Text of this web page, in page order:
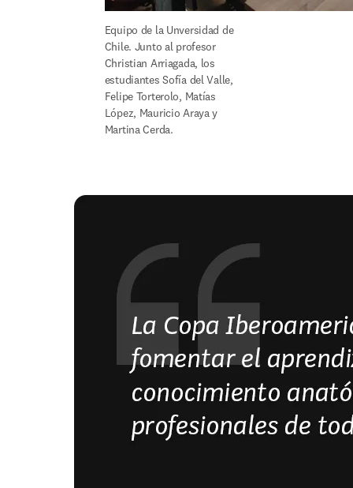
Equipo de la Unversidad de
Chile. Junto al profesor
Christian Arriagada, los
estudiantes Sofía del Valle,
Felipe Torterolo, Matías
López, Mauricio Araya y
Martina Cerda.